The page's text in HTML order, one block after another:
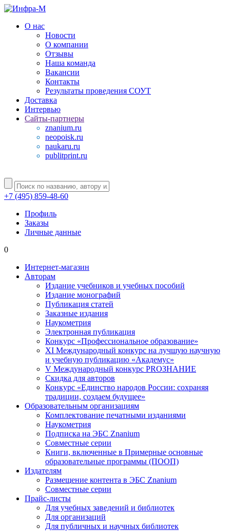
О нас
Новости
О компании
Отзывы
Наша команда
Вакансии
Контакты
Результаты проведения СОУТ
Доставка
Интервью
Сайты-партнеры
znanium.ru
neopoisk.ru
naukaru.ru
publitprint.ru
+7 (495) 859-48-60
Профиль
Заказы
Личные данные
0
Интернет-магазин
Авторам
Издание учебников и учебных пособий
Издание монографий
Публикация статей
Заказные издания
Наукометрия
Электронная публикация
Конкурс «Профессиональное образование»
XI Международный конкурс на лучшую научную
и учебную публикацию «Академус»
V Международный конкурс PROЗНАНИЕ
Скидка для авторов
Конкурс «Единство народов России: сохраняя
традиции, создаем будущее»
Образовательным организациям
Комплектование печатными изданиями
Наукометрия
Подписка на ЭБС Znanium
Совместные серии
Книги, включенные в Примерные основные
образовательные программы (ПООП)
Издателям
Размещение контента в ЭБС Znanium
Совместные серии
Прайс-листы
Для учебных заведений и библиотек
Для организаций
Для публичных и научных библиотек